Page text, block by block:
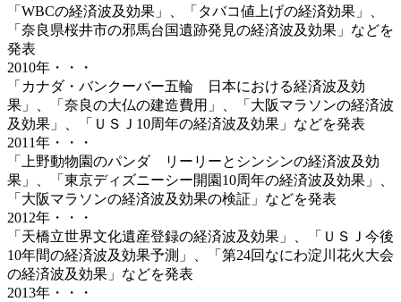
「WBCの経済波及効果」、「タバコ値上げの経済効果」、
「奈良県桜井市の邪馬台国遺跡発見の経済波及効果」などを
発表
2010年・・・
「カナダ・バンクーバー五輪 日本における経済波及効
果」、「奈良の大仏の建造費用」、「大阪マラソンの経済波
及効果」、「ＵＳＪ10周年の経済波及効果」などを発表
2011年・・・
「上野動物園のパンダ リーリーとシンシンの経済波及効
果」、「東京ディズニーシー開園10周年の経済波及効果」、
「大阪マラソンの経済波及効果の検証」などを発表
2012年・・・
「天橋立世界文化遺産登録の経済波及効果」、「ＵＳＪ今後
10年間の経済波及効果予測」、「第24回なにわ淀川花火大会
の経済波及効果」などを発表
2013年・・・